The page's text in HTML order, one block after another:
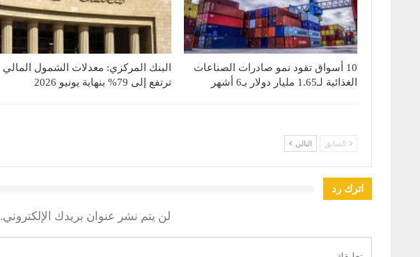
10 أسواق تقود نمو صادرات الصناعات
الغذائية لـ1.65 مليار دولار بـ6 أشهر
البنك المركزي: معدلات الشمول المالي
ترتفع إلى 79% بنهاية يونيو 2026
السابق التالي
اترك رد
لن يتم نشر عنوان بريدك الإلكتروني.